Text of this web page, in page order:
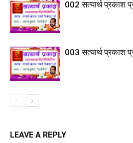
002 सत्यार्थ प्रकाश
003 सत्यार्थ प्रकाश
LEAVE A REPLY